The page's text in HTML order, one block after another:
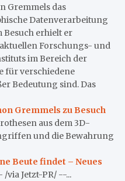
Gremmels das
Datenverarbeitung
Besuch erhielt er
Forschungs- und
im Bereich der
für verschiedene
Bedeutung sind. Das
Gremmels zu Besuch
aus dem 3D-
und die Bewahrung
Beute findet – Neues
/via Jetzt-PR/ --...